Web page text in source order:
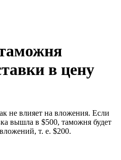
в цену
не влияет на вложения. Если
вышла в $500, таможня будет
т. е. $200.